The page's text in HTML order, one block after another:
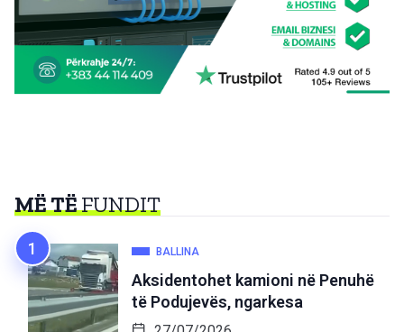
MË TËFUNDIT
BALLINA
Aksidentohet kamioni në Penuhë
të Podujevës, ngarkesa